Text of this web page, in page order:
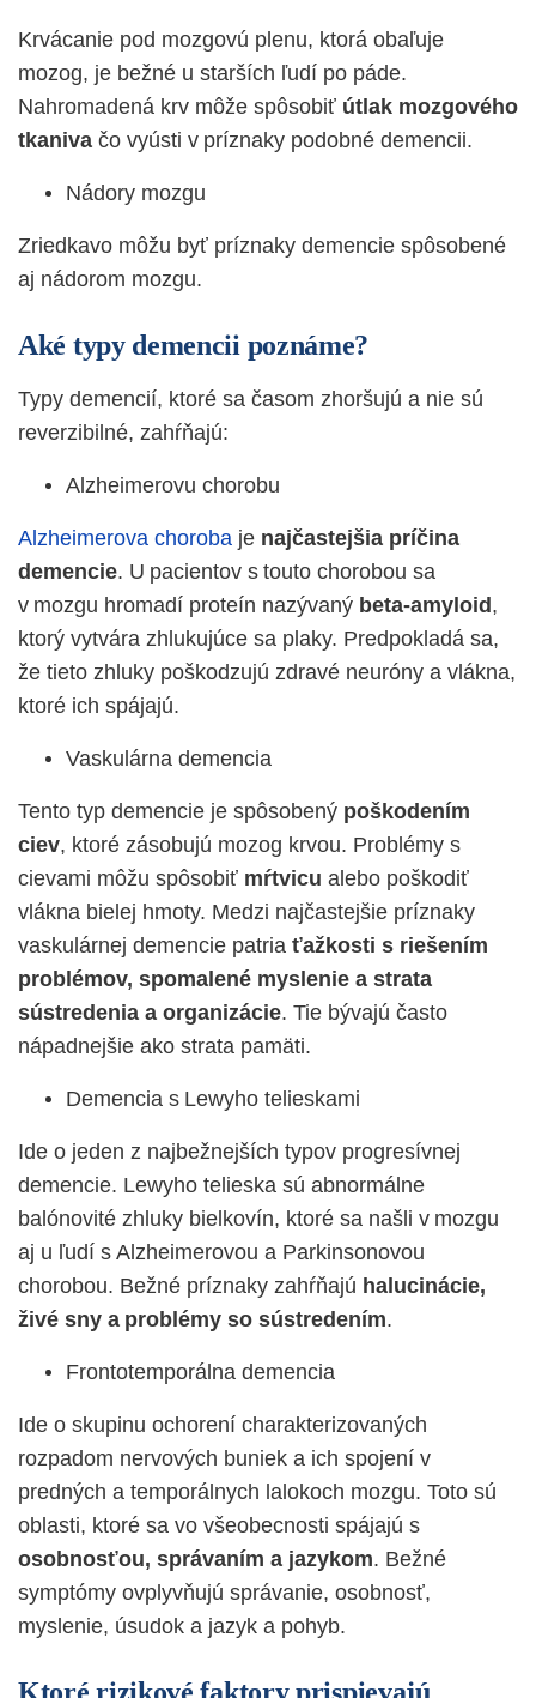
Krvácanie pod mozgovú plenu, ktorá obaľuje
mozog, je bežné u starších ľudí po páde.
Nahromadená krv môže spôsobiť útlak mozgového
tkaniva čo vyústi v príznaky podobné demencii.
Nádory mozgu
Zriedkavo môžu byť príznaky demencie spôsobené
aj nádorom mozgu.
Aké typy demencii poznáme?
Typy demencií, ktoré sa časom zhoršujú a nie sú
reverzibilné, zahŕňajú:
Alzheimerovu chorobu
Alzheimerova choroba je najčastejšia príčina
demencie. U pacientov s touto chorobou sa
v mozgu hromadí proteín nazývaný beta-amyloid,
ktorý vytvára zhlukujúce sa plaky. Predpokladá sa,
že tieto zhluky poškodzujú zdravé neuróny a vlákna,
ktoré ich spájajú.
Vaskulárna demencia
Tento typ demencie je spôsobený poškodením
ciev, ktoré zásobujú mozog krvou. Problémy s
cievami môžu spôsobiť mŕtvicu alebo poškodiť
vlákna bielej hmoty. Medzi najčastejšie príznaky
vaskulárnej demencie patria ťažkosti s riešením
problémov, spomalené myslenie a strata
sústredenia a organizácie. Tie bývajú často
nápadnejšie ako strata pamäti.
Demencia s Lewyho telieskami
Ide o jeden z najbežnejších typov progresívnej
demencie. Lewyho telieska sú abnormálne
balónovité zhluky bielkovín, ktoré sa našli v mozgu
aj u ľudí s Alzheimerovou a Parkinsonovou
chorobou. Bežné príznaky zahŕňajú halucinácie,
živé sny a problémy so sústredením.
Frontotemporálna demencia
Ide o skupinu ochorení charakterizovaných
rozpadom nervových buniek a ich spojení v
predných a temporálnych lalokoch mozgu. Toto sú
oblasti, ktoré sa vo všeobecnosti spájajú s
osobnosťou, správaním a jazykom. Bežné
symptómy ovplyvňujú správanie, osobnosť,
myslenie, úsudok a jazyk a pohyb.
Ktoré rizikové faktory prispievajú